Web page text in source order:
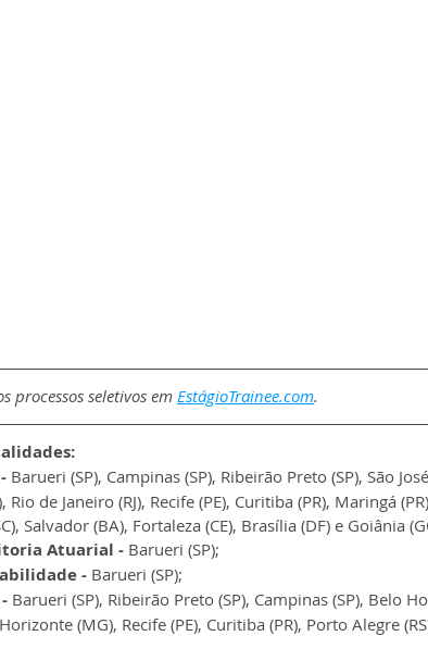
processos seletivos em EstágioTrainee.com.
Barueri (SP), Campinas (SP), Ribeirão Preto (SP), São
de Janeiro (RJ), Recife (PE), Curitiba (PR), Maringá
Salvador (BA), Fortaleza (CE), Brasília (DF) e Goiânia
Atuarial - Barueri (SP);
- Barueri (SP);
Barueri (SP), Ribeirão Preto (SP), Campinas (SP), Belo
(MG), Recife (PE), Curitiba (PR), Porto Alegre